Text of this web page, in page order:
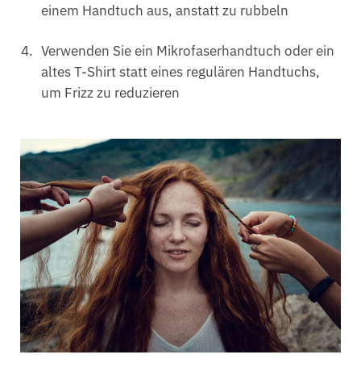
einem Handtuch aus, anstatt zu rubbeln
Verwenden Sie ein Mikrofaserhandtuch oder ein
altes T-Shirt statt eines regulären Handtuchs,
um Frizz zu reduzieren